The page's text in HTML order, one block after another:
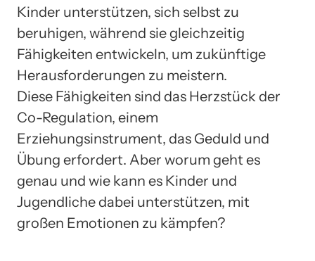
Kinder unterstützen, sich selbst zu
beruhigen, während sie gleichzeitig
Fähigkeiten entwickeln, um zukünftige
Herausforderungen zu meistern.
Diese Fähigkeiten sind das Herzstück der
Co-Regulation, einem
Erziehungsinstrument, das Geduld und
Übung erfordert. Aber worum geht es
genau und wie kann es Kinder und
Jugendliche dabei unterstützen, mit
großen Emotionen zu kämpfen?